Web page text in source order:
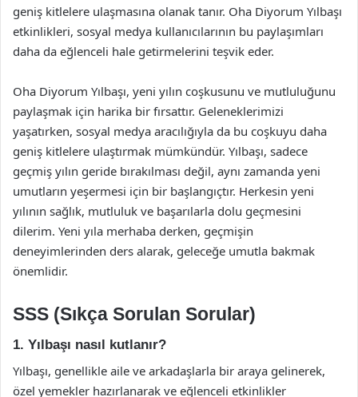
geniş kitlelere ulaşmasına olanak tanır. Oha Diyorum Yılbaşı
etkinlikleri, sosyal medya kullanıcılarının bu paylaşımları
daha da eğlenceli hale getirmelerini teşvik eder.
Oha Diyorum Yılbaşı, yeni yılın coşkusunu ve mutluluğunu
paylaşmak için harika bir fırsattır. Geleneklerimizi
yaşatırken, sosyal medya aracılığıyla da bu coşkuyu daha
geniş kitlelere ulaştırmak mümkündür. Yılbaşı, sadece
geçmiş yılın geride bırakılması değil, aynı zamanda yeni
umutların yeşermesi için bir başlangıçtır. Herkesin yeni
yılının sağlık, mutluluk ve başarılarla dolu geçmesini
dilerim. Yeni yıla merhaba derken, geçmişin
deneyimlerinden ders alarak, geleceğe umutla bakmak
önemlidir.
SSS (Sıkça Sorulan Sorular)
1. Yılbaşı nasıl kutlanır?
Yılbaşı, genellikle aile ve arkadaşlarla bir araya gelinerek,
özel yemekler hazırlanarak ve eğlenceli etkinlikler